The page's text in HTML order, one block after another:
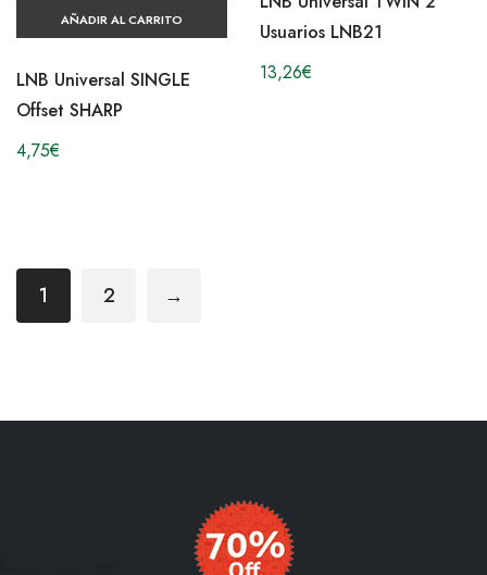
AÑADIR AL CARRITO
LNB Universal SINGLE
Offset SHARP
4,75€
Usuarios LNB21
13,26€
1 2 →